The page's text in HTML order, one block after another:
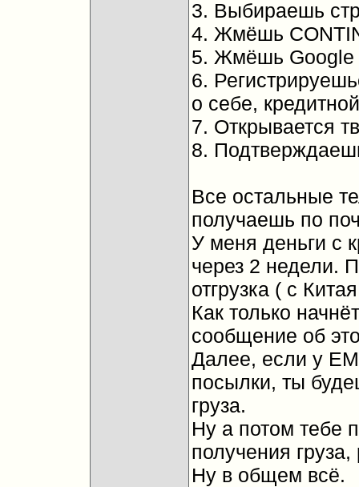
3. Выбираешь
4. Жмёшь
5. Жмёшь Google
6.
о себе,
7. Открывается
8.
Все остальные
получаешь по
У меня деньги с
через 2 недели.
отгрузка ( с
Как только
сообщение об
Далее, если у
посылки, ты
груза.
Ну а потом тебе
получения
Ну в общем всё.